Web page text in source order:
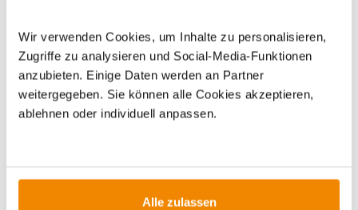
Wir verwenden Cookies, um Inhalte zu personalisieren,
Zugriffe zu analysieren und Social-Media-Funktionen
anzubieten. Einige Daten werden an Partner
weitergegeben. Sie können alle Cookies akzeptieren,
ablehnen oder individuell anpassen.
Alle zulassen
Artikeldatenblatt drucken Frage zum Artikel